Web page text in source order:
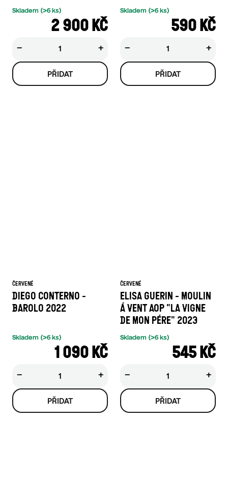
2 900 KČ
Skladem (>6 ks)
+
−
590 KČ
Skladem (>6 ks)
+
−
ČERVENÉ
DIEGO CONTERNO -
BAROLO 2022
1 090 KČ
Skladem (>6 ks)
+
−
ČERVENÉ
ELISA GUERIN - MOULIN
Á VENT AOP "LA VIGNE
DE MON PÉRE" 2023
545 KČ
Skladem (>6 ks)
+
−